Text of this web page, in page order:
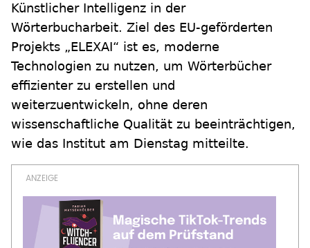
Künstlicher Intelligenz in der
Wörterbucharbeit. Ziel des EU-geförderten
Projekts „ELEXAI“ ist es, moderne
Technologien zu nutzen, um Wörterbücher
effizienter zu erstellen und
weiterzuentwickeln, ohne deren
wissenschaftliche Qualität zu beeinträchtigen,
wie das Institut am Dienstag mitteilte.